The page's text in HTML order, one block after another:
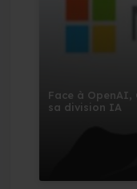
Face à
sa division IA